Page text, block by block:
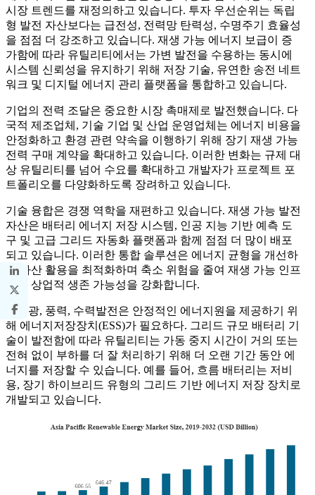
시장 트렌드를 재정의하고 있습니다. 투자 우선순위는 독립
형 발전 자산보다는 급전성, 전력망 탄력성, 수명주기 효율성
을 점점 더 강조하고 있습니다. 재생 가능 에너지 보급이 증
가함에 따라 유틸리티에서는 가변 발전을 수용하는 동시에
시스템 신뢰성을 유지하기 위해 저장 기술, 유연한 송전 네트
워크 및 디지털 에너지 관리 플랫폼을 통합하고 있습니다.
기업의 전력 조달은 중요한 시장 촉매제로 발전했습니다. 다
국적 제조업체, 기술 기업 및 산업 운영업체는 에너지 비용을
안정화하고 환경 관련 약속을 이행하기 위해 장기 재생 가능
전력 구매 계약을 확대하고 있습니다. 이러한 변화는 규제 대
상 유틸리티를 넘어 수요를 확대하고 개발자가 프로젝트 포
트폴리오를 다양화하도록 장려하고 있습니다.
기술 융합은 경쟁 역학을 재편하고 있습니다. 재생 가능 발전
자산은 배터리 에너지 저장 시스템, 인공 지능 기반 예측 도
구 및 고급 그리드 자동화 플랫폼과 함께 점점 더 많이 배포
되고 있습니다. 이러한 통합 솔루션은 에너지 균형을 개선하
고 자산 활용을 최적화하며 축소 위험을 줄여 재생 가능 인프
라의 상업적 생존 가능성을 강화합니다.
태양광, 풍력, 수력발전은 안정적인 에너지원을 제공하기 위
해 에너지저장장치(ESS)가 필요하다. 그리드 규모 배터리 기
술이 발전함에 따라 유틸리티는 가동 중지 시간이 거의 또는
전혀 없이 부하를 더 잘 처리하기 위해 더 오랜 기간 동안 에
너지를 저장할 수 있습니다. 예를 들어, 흐름 배터리는 저비
용, 장기 하이브리드 유형의 그리드 기반 에너지 저장 장치로
개발되고 있습니다.